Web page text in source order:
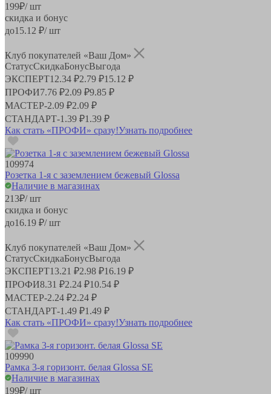
199₽/ шт
скидка и бонус
до15.12 ₽/ шт
Клуб покупателей «Ваш Дом»
СтатусСкидкаБонусВыгода
ЭКСПЕРТ12.34 ₽2.79 ₽15.12 ₽
ПРОФИ7.76 ₽2.09 ₽9.85 ₽
МАСТЕР-2.09 ₽2.09 ₽
СТАНДАРТ-1.39 ₽1.39 ₽
Как стать «ПРОФИ» сразу!Узнать подробнее
109974
Розетка 1-я с заземлением бежевый Glossa
Наличие в магазинах
213₽/ шт
скидка и бонус
до16.19 ₽/ шт
Клуб покупателей «Ваш Дом»
СтатусСкидкаБонусВыгода
ЭКСПЕРТ13.21 ₽2.98 ₽16.19 ₽
ПРОФИ8.31 ₽2.24 ₽10.54 ₽
МАСТЕР-2.24 ₽2.24 ₽
СТАНДАРТ-1.49 ₽1.49 ₽
Как стать «ПРОФИ» сразу!Узнать подробнее
109990
Рамка 3-я горизонт. белая Glossa SE
Наличие в магазинах
199₽/ шт